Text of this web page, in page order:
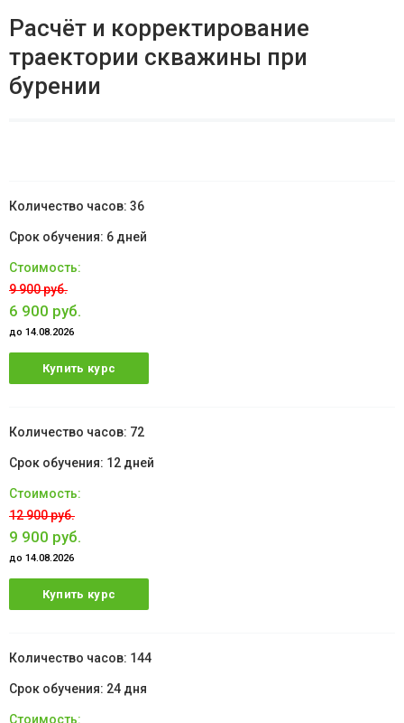
Расчёт и корректирование
траектории скважины при
бурении
36
6 дней
9 900 руб.
6 900 руб.
до 14.08.2026
Купить курс
72
12 дней
12 900 руб.
9 900 руб.
до 14.08.2026
Купить курс
144
24 дня